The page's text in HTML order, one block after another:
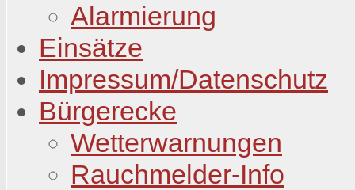
Alarmierung
Einsätze
Impressum/Datenschutz
Bürgerecke
Wetterwarnungen
Rauchmelder-Info